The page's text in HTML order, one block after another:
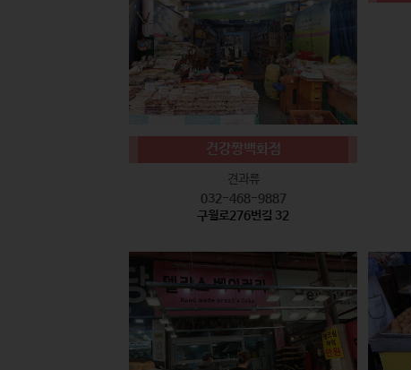
건강짱백화점
견과류
032-468-9887
구월로276번길 32